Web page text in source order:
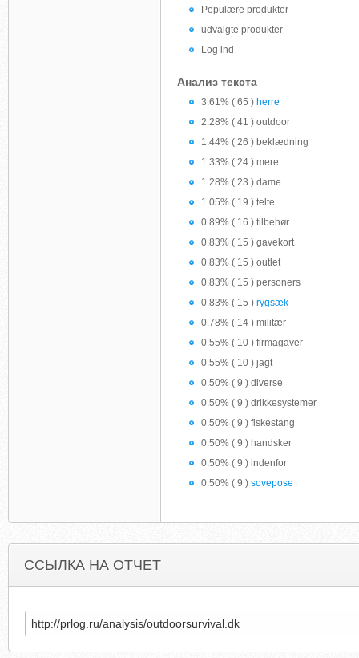
Populære produkter
udvalgte produkter
Log ind
Анализ текста
3.61% ( 65 ) herre
2.28% ( 41 ) outdoor
1.44% ( 26 ) beklædning
1.33% ( 24 ) mere
1.28% ( 23 ) dame
1.05% ( 19 ) telte
0.89% ( 16 ) tilbehør
0.83% ( 15 ) gavekort
0.83% ( 15 ) outlet
0.83% ( 15 ) personers
0.83% ( 15 ) rygsæk
0.78% ( 14 ) militær
0.55% ( 10 ) firmagaver
0.55% ( 10 ) jagt
0.50% ( 9 ) diverse
0.50% ( 9 ) drikkesystemer
0.50% ( 9 ) fiskestang
0.50% ( 9 ) handsker
0.50% ( 9 ) indenfor
0.50% ( 9 ) sovepose
ССЫЛКА НА ОТЧЕТ